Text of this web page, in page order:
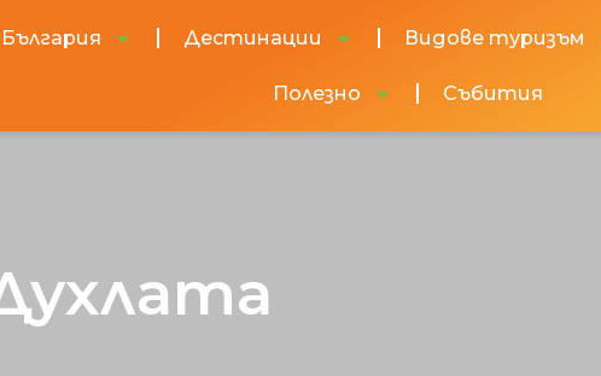
Дестинации Видове туризъм
Полезно Събития